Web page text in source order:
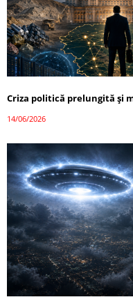
Criza politică prelungită și
14/06/2026